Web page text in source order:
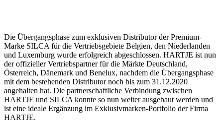
Die Übergangsphase zum exklusiven Distributor der Premium-
Marke SILCA für die Vertriebsgebiete Belgien, den Niederlanden
und Luxemburg wurde erfolgreich abgeschlossen. HARTJE ist nun
der offizieller Vertriebspartner für die Märkte Deutschland,
Österreich, Dänemark und Benelux, nachdem die Übergangsphase
mit dem bestehenden Distributor noch bis zum 31.12.2020
angehalten hat. Die partnerschaftliche Verbindung zwischen
HARTJE und SILCA konnte so nun weiter ausgebaut werden und
ist eine ideale Ergänzung im Exklusivmarken-Portfolio der Firma
HARTJE.